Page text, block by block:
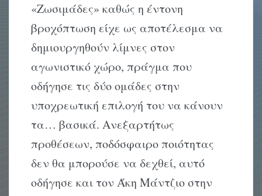
«Ζωσιμάδες» καθώς η έντονη
βροχόπτωση είχε ως αποτέλεσμα να
δημιουργηθούν λίμνες στον
αγωνιστικό χώρο, πράγμα που
οδήγησε τις δύο ομάδες στην
υποχρεωτική επιλογή του να κάνουν
τα… βασικά. Ανεξαρτήτως
προθέσεων, ποδόσφαιρο ποιότητας
δεν θα μπορούσε να δεχθεί, αυτό
οδήγησε και τον Άκη Μάντζιο στην